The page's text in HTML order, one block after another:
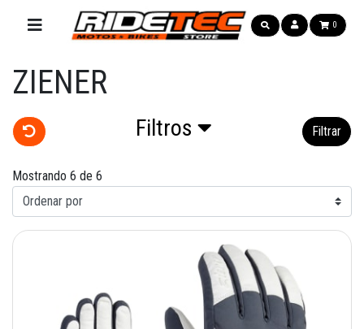
0
ZIENER
Filtros Filtrar
Mostrando 6 de 6